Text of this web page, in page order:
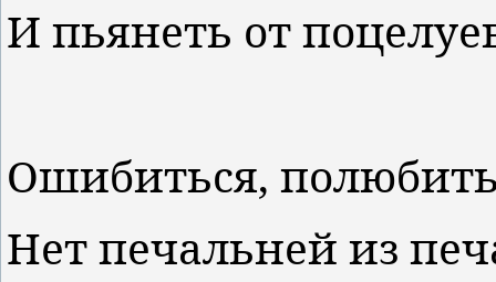
И пьянеть от
Ошибиться,
Нет печальней из